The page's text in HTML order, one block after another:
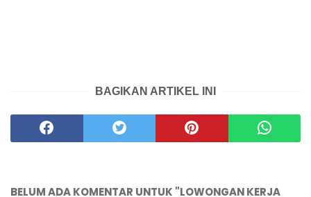
BAGIKAN ARTIKEL INI
BELUM ADA KOMENTAR UNTUK "LOWONGAN KERJA